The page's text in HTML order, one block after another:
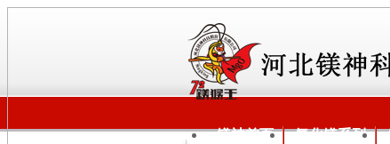
镁神首页 氧化镁系列